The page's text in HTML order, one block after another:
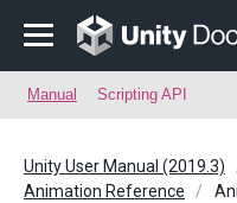
Manual Scripting API
Unity User Manual (2019.3)
Animation Reference